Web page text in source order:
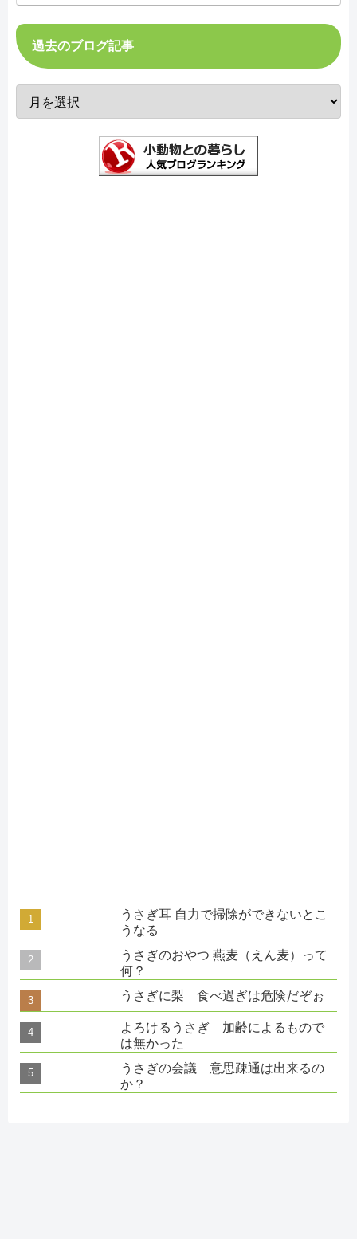
過去のブログ記事
うさぎ耳 自力で掃除ができないとこ
うなる
うさぎのおやつ 燕麦（えん麦）って
何？
うさぎに梨 食べ過ぎは危険だぞぉ
よろけるうさぎ 加齢によるもので
は無かった
うさぎの会議 意思疎通は出来るの
か？